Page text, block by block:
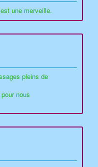
une merveille.
pleins de
nous